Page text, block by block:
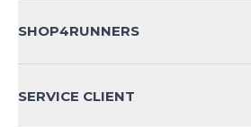
SHOP4RUNNERS
SERVICE CLIENT